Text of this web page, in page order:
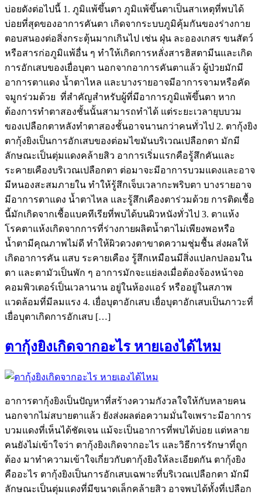
บ่อยดังต่อไปนี้ 1. ภูมิแพ้ขึ้นตา ภูมิแพ้ขึ้นตาเป็นสาเหตุที่พบได้
บ่อยที่สุดของอาการคันตา เกิดจากระบบภูมิคุ้มกันของร่างกาย
ตอบสนองต่อสิ่งกระตุ้นมากเกินไป เช่น ฝุ่น ละอองเกสร ขนสัตว์
หรือสารก่อภูมิแพ้อื่น ๆ ทำให้เกิดการหลั่งสารฮิสตามีนและเกิด
การอักเสบของเยื่อบุตา นอกจากอาการคันตาแล้ว ผู้ป่วยมักมี
อาการตาแดง น้ำตาไหล และบางรายอาจมีอาการจามหรือคัด
จมูกร่วมด้วย ที่สำคัญสำหรับผู้ที่มีอาการภูมิแพ้ขึ้นตา หาก
ต้องการทำตาสองชั้นนั้นสามารถทำได้ แต่ระยะเวลายุบบวม
ของเปลือกตาหลังทำตาสองชั้นอาจนานกว่าคนทั่วไป 2. ตากุ้งยิง
ตากุ้งยิงเป็นการอักเสบของต่อมไขมันบริเวณเปลือกตา มักมี
ลักษณะเป็นตุ่มแดงคล้ายสิว อาการเริ่มแรกคือรู้สึกคันและ
ระคายเคืองบริเวณเปลือกตา ต่อมาจะมีอาการบวมแดงและอาจ
มีหนองสะสมภายใน ทำให้รู้สึกเจ็บเวลากะพริบตา บางรายอาจ
มีอาการตาแดง น้ำตาไหล และรู้สึกเคืองตาร่วมด้วย การติดเชื้อ
นี้มักเกิดจากเชื้อแบคทีเรียที่พบได้บนผิวหนังทั่วไป 3. ตาแห้ง
โรคตาแห้งเกิดจากการที่ร่างกายผลิตน้ำตาไม่เพียงพอหรือ
น้ำตามีคุณภาพไม่ดี ทำให้ผิวดวงตาขาดความชุ่มชื้น ส่งผลให้
เกิดอาการคัน แสบ ระคายเคือง รู้สึกเหมือนมีสิ่งแปลกปลอมใน
ตา และตามัวเป็นพัก ๆ อาการมักจะแย่ลงเมื่อต้องจ้องหน้าจอ
คอมพิวเตอร์เป็นเวลานาน อยู่ในห้องแอร์ หรืออยู่ในสภาพ
แวดล้อมที่มีลมแรง 4. เยื่อบุตาอักเสบ เยื่อบุตาอักเสบเป็นภาวะที่
เยื่อบุตาเกิดการอักเสบ […]
ตากุ้งยิงเกิดจากอะไร หายเองได้ไหม
อาการตากุ้งยิงเป็นปัญหาที่สร้างความกังวลใจให้กับหลายคน
นอกจากไม่สบายตาแล้ว ยังส่งผลต่อความมั่นใจเพราะมีอาการ
บวมแดงที่เห็นได้ชัดเจน แม้จะเป็นอาการที่พบได้บ่อย แต่หลาย
คนยังไม่เข้าใจว่า ตากุ้งยิงเกิดจากอะไร และวิธีการรักษาที่ถูก
ต้อง มาทำความเข้าใจเกี่ยวกับตากุ้งยิงให้ละเอียดกัน ตากุ้งยิง
คืออะไร ตากุ้งยิงเป็นการอักเสบเฉพาะที่บริเวณเปลือกตา มักมี
ลักษณะเป็นตุ่มแดงที่มีขนาดเล็กคล้ายสิว อาจพบได้ทั้งที่เปลือก